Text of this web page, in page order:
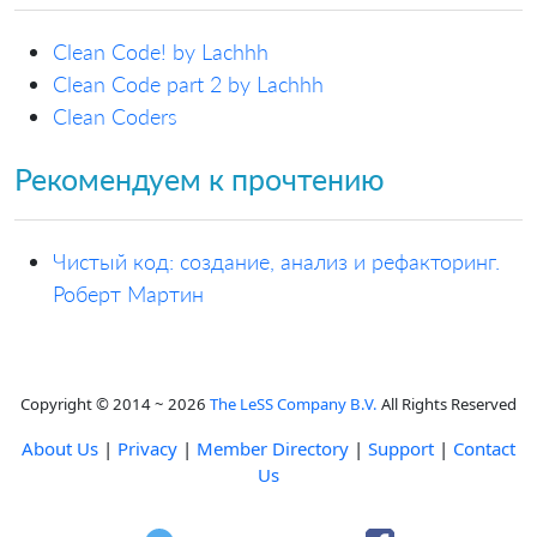
Clean Code! by Lachhh
Clean Code part 2 by Lachhh
Clean Coders
Рекомендуем к прочтению
Чистый код: создание, анализ и рефакторинг.
Роберт Мартин
Copyright © 2014 ~ 2026 The LeSS Company B.V. All Rights Reserved
About Us | Privacy | Member Directory | Support | Contact
Us